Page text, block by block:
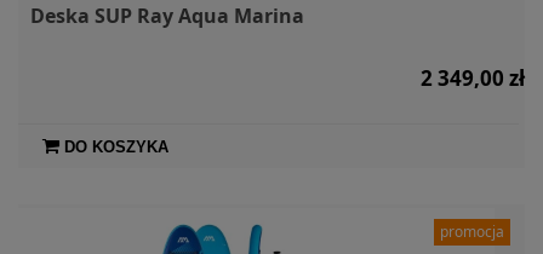
Deska SUP Ray Aqua Marina
2 349,00 zł
DO KOSZYKA
promocja